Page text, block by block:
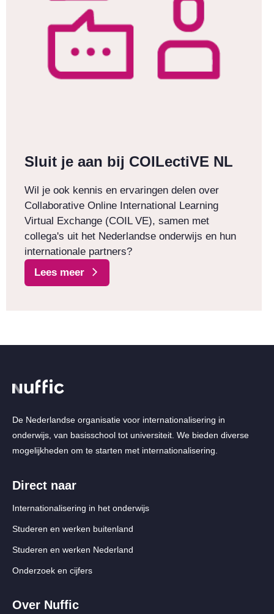
Sluit je aan bij COILectiVE NL
Wil je ook kennis en ervaringen delen over
Collaborative Online International Learning
Virtual Exchange (COIL VE), samen met
collega's uit het Nederlandse onderwijs en hun
internationale partners?
Lees meer
De Nederlandse organisatie voor internationalisering in
onderwijs, van basisschool tot universiteit. We bieden diverse
mogelijkheden om te starten met internationalisering.
Direct naar
Internationalisering in het onderwijs
Studeren en werken buitenland
Studeren en werken Nederland
Onderzoek en cijfers
Over Nuffic